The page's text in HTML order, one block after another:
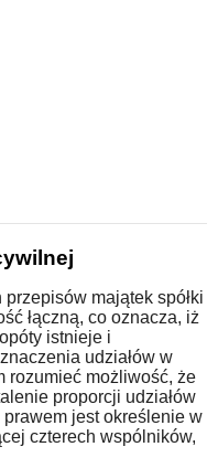
majątek spółki
łączną, co oznacza, iż
istnieje i
udziałów w
rozumieć możliwość, że
proporcji udziałów
jest określenie w
czterech wspólników,